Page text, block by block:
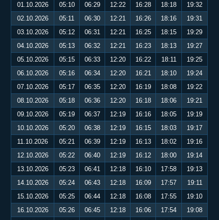
01.10.2026
05:10 06:29 12:22 16:28 18:18
19:32
02.10.2026
05:11 06:30 12:21 16:26 18:16
19:31
03.10.2026
05:12 06:31 12:21 16:25 18:15
19:29
04.10.2026
05:13 06:32 12:21 16:23 18:13
19:27
05.10.2026
05:15 06:33 12:20 16:22 18:11
19:25
06.10.2026
05:16 06:34 12:20 16:21 18:10
19:24
07.10.2026
05:17 06:35 12:20 16:19 18:08
19:22
08.10.2026
05:18 06:36 12:20 16:18 18:06
19:21
09.10.2026
05:19 06:37 12:19 16:16 18:05
19:19
10.10.2026
05:20 06:38 12:19 16:15 18:03
19:17
11.10.2026
05:21 06:39 12:19 16:13 18:02
19:16
12.10.2026
05:22 06:40 12:19 16:12 18:00
19:14
13.10.2026
05:23 06:41 12:18 16:10 17:58
19:13
14.10.2026
05:24 06:43 12:18 16:09 17:57
19:11
15.10.2026
05:25 06:44 12:18 16:08 17:55
19:10
16.10.2026
05:26 06:45 12:18 16:06 17:54
19:08